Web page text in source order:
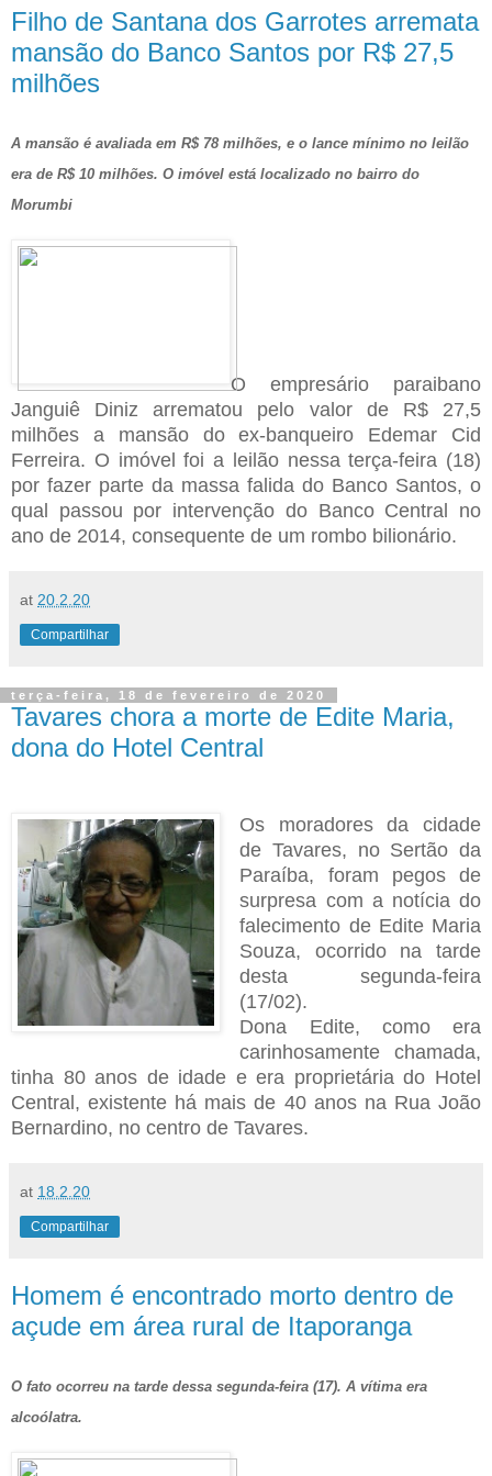
Filho de Santana dos Garrotes arremata
mansão do Banco Santos por R$ 27,5
milhões
A mansão é avaliada em R$ 78 milhões, e o lance mínimo no leilão
era de R$ 10 milhões. O imóvel está localizado no bairro do
Morumbi
O empresário paraibano
Janguiê Diniz arrematou pelo valor de R$ 27,5
milhões a mansão do ex-banqueiro Edemar Cid
Ferreira. O imóvel foi a leilão nessa terça-feira (18)
por fazer parte da massa falida do Banco Santos, o
qual passou por intervenção do Banco Central no
ano de 2014, consequente de um rombo bilionário.
at 20.2.20
Compartilhar
terça-feira, 18 de fevereiro de 2020
Tavares chora a morte de Edite Maria,
dona do Hotel Central
Os moradores da cidade
de Tavares, no Sertão da
Paraíba, foram pegos de
surpresa com a notícia do
falecimento de Edite Maria
Souza, ocorrido na tarde
desta segunda-feira
(17/02).
Dona Edite, como era
carinhosamente chamada,
tinha 80 anos de idade e era proprietária do Hotel
Central, existente há mais de 40 anos na Rua João
Bernardino, no centro de Tavares.
at 18.2.20
Compartilhar
Homem é encontrado morto dentro de
açude em área rural de Itaporanga
O fato ocorreu na tarde dessa segunda-feira (17). A vítima era
alcoólatra.